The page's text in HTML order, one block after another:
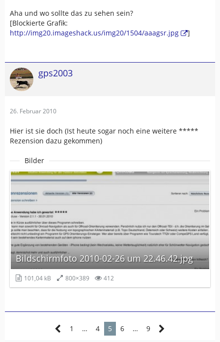
Aha und wo sollte das zu sehen sein?
[Blockierte Grafik:
http://img20.imageshack.us/img20/1504/aaagsr.jpg
]
gps2003
26. Februar 2010
Hier ist sie doch (Ist heute sogar noch eine weitere *****
Rezension dazu gekommen)
Bilder
Bildschirmfoto 2010-02-26 um 22.46.42.jpg
101,04 kB 800×389 412
1 … 4 5 6 … 9